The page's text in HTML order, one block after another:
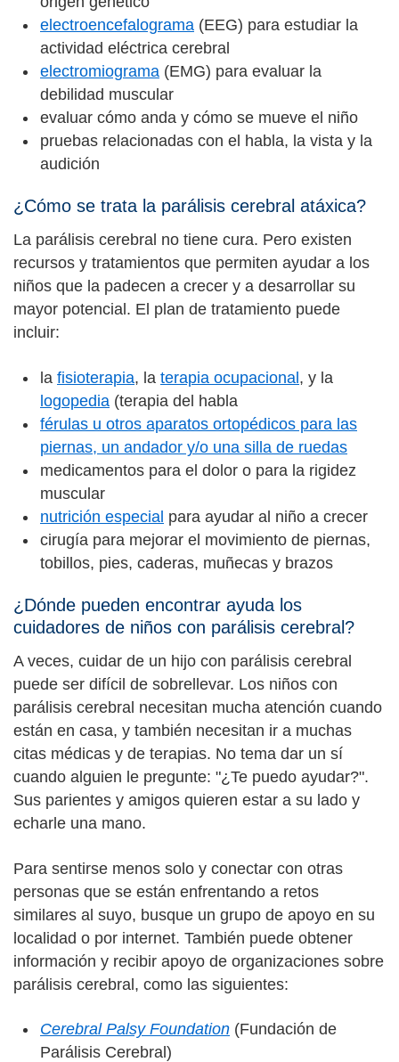
electroencefalograma (EEG) para estudiar la
actividad eléctrica cerebral
electromiograma (EMG) para evaluar la
debilidad muscular
evaluar cómo anda y cómo se mueve el niño
pruebas relacionadas con el habla, la vista y la
audición
¿Cómo se trata la parálisis cerebral atáxica?
La parálisis cerebral no tiene cura. Pero existen
recursos y tratamientos que permiten ayudar a los
niños que la padecen a crecer y a desarrollar su
mayor potencial. El plan de tratamiento puede
incluir:
la fisioterapia, la terapia ocupacional, y la
logopedia (terapia del habla
férulas u otros aparatos ortopédicos para las
piernas, un andador y/o una silla de ruedas
medicamentos para el dolor o para la rigidez
muscular
nutrición especial para ayudar al niño a crecer
cirugía para mejorar el movimiento de piernas,
tobillos, pies, caderas, muñecas y brazos
¿Dónde pueden encontrar ayuda los
cuidadores de niños con parálisis cerebral?
A veces, cuidar de un hijo con parálisis cerebral
puede ser difícil de sobrellevar. Los niños con
parálisis cerebral necesitan mucha atención cuando
están en casa, y también necesitan ir a muchas
citas médicas y de terapias. No tema dar un sí
cuando alguien le pregunte: "¿Te puedo ayudar?".
Sus parientes y amigos quieren estar a su lado y
echarle una mano.
Para sentirse menos solo y conectar con otras
personas que se están enfrentando a retos
similares al suyo, busque un grupo de apoyo en su
localidad o por internet. También puede obtener
información y recibir apoyo de organizaciones sobre
parálisis cerebral, como las siguientes:
Cerebral Palsy Foundation (Fundación de
Parálisis Cerebral)